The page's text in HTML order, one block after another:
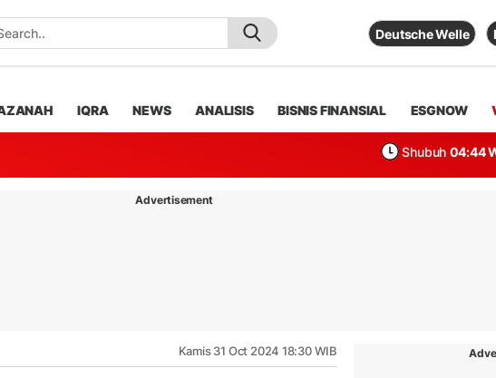
Deutsche Welle
IQRA NEWS ANALISIS BISNIS FINANSIAL ESGNOW
Shubuh 04:44
Advertisement
Kamis 31 Oct 2024 18:30 WIB